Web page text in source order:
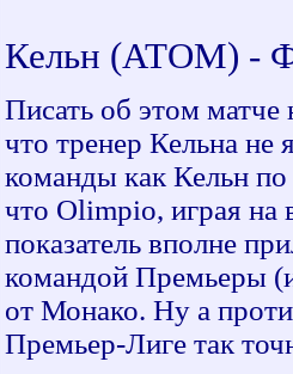
Кельн (АТОМ) -
Писать об этом
что тренер Кельна не
команды как Кельн
что Olimpio, играя на
показатель вполне
командой Премьеры
от Монако. Ну а
Премьер-Лиге так